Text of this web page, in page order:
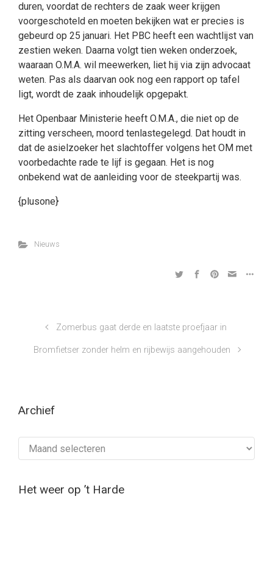
duren, voordat de rechters de zaak weer krijgen
voorgeschoteld en moeten bekijken wat er precies is
gebeurd op 25 januari. Het PBC heeft een wachtlijst van
zestien weken. Daarna volgt tien weken onderzoek,
waaraan O.M.A. wil meewerken, liet hij via zijn advocaat
weten. Pas als daarvan ook nog een rapport op tafel
ligt, wordt de zaak inhoudelijk opgepakt.
Het Openbaar Ministerie heeft O.M.A., die niet op de
zitting verscheen, moord tenlastegelegd. Dat houdt in
dat de asielzoeker het slachtoffer volgens het OM met
voorbedachte rade te lijf is gegaan. Het is nog
onbekend wat de aanleiding voor de steekpartij was.
{plusone}
Nieuws
Zomerbus gaat derde en laatste proefjaar in
Bromfietser zonder helm en rijbewijs aangehouden
Archief
Het weer op ’t Harde